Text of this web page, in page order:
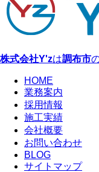
株式会社Y'zは調布市
HOME
業務案内
採用情報
施工実績
会社概要
お問い合わせ
BLOG
サイトマップ